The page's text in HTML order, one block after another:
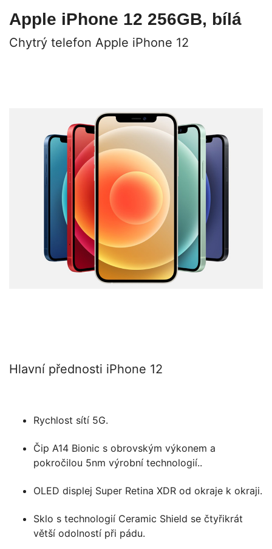
Apple iPhone 12 256GB, bílá
Chytrý telefon Apple iPhone 12
Hlavní přednosti iPhone 12
Rychlost sítí 5G.
Čip A14 Bionic s obrovským výkonem a
pokročilou 5nm výrobní technologií..
OLED displej Super Retina XDR od okraje k okraji.
Sklo s technologií Ceramic Shield se čtyřikrát
větší odolností při pádu.